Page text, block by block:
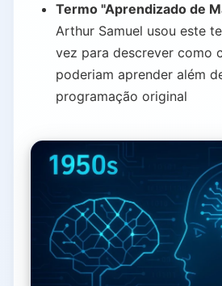
Termo "Aprendizado de
Arthur Samuel usou este
vez para descrever como
poderiam aprender além
programação original